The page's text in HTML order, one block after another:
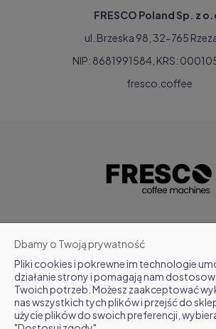
FRESCO Poland Sp. z
ul. Brzeska 98, 32-765
NIP: 8681991584, KRS:
fresco.coffee
POMOC
MOJE KONTO
FAQ
Dbamy o Twoją prywatność
Pliki cookies i pokrewne im technologie
działanie strony i pomagają nam
Twoich potrzeb. Możesz zaakceptować
nas wszystkich tych plików i przejść do
użycie plików do swoich preferencji,